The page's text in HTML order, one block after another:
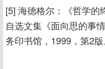
[5] 海德格尔：《哲学的
自选文集《面向思的事
务印书馆，1999，第2版